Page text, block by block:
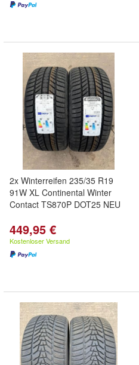
2x Winterreifen 235/35 R19
91W XL Continental Winter
Contact TS870P DOT25 NEU
449,95 €
Kostenloser Versand